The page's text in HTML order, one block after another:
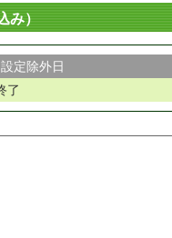
み）
定除外日
了